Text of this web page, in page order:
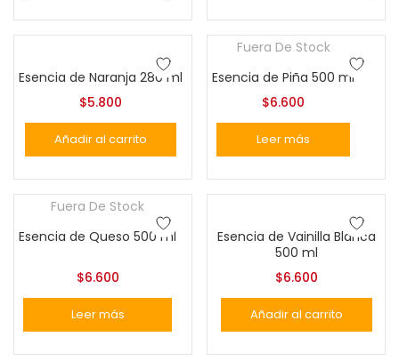
Esencia de Naranja 280 ml
$5.800
Añadir al carrito
Fuera De Stock
Esencia de Piña 500 ml
$6.600
Leer más
Fuera De Stock
Esencia de Queso 500 ml
$6.600
Leer más
Esencia de Vainilla Blanca
500 ml
$6.600
Añadir al carrito